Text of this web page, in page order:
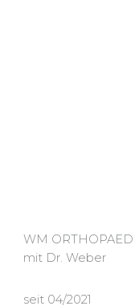
WM
mit Dr. Weber
seit 04/2021